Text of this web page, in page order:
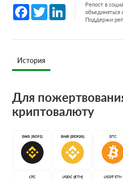
Facebook
Twitter LinkedInРепост в
объединяться
Поддержи
История
Для
криптовалюту